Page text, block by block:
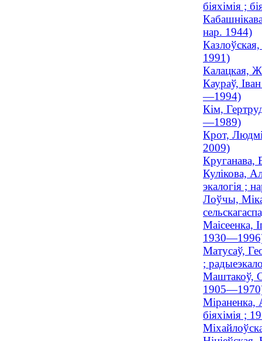
біяхімія ;
нар. 1944)
1991)
Калацкая,
Каураў,
—1994)
Кім,
—1989)
Крот,
2009)
Круганава,
Кулікова,
экалогія ;
Лоўчы,
Маісеенка,
Матусаў,
;
Маштакоў,
Міраненка,
біяхімія ;